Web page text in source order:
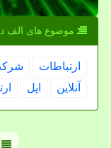
موضوع های الف
ارتباطات
آنلاین
اپل